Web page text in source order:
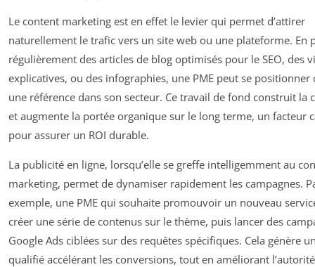
Le content marketing est en effet le levier qui permet d’attirer
naturellement le trafic vers un site web ou une plateforme. En
régulièrement des articles de blog optimisés pour le SEO, des
explicatives, ou des infographies, une PME peut se positionner
une référence dans son secteur. Ce travail de fond construit la
et augmente la portée organique sur le long terme, un facteur
pour assurer un ROI durable.
La publicité en ligne, lorsqu’elle se greffe intelligemment au
marketing, permet de dynamiser rapidement les campagnes.
exemple, une PME qui souhaite promouvoir un nouveau
créer une série de contenus sur le thème, puis lancer des
Google Ads ciblées sur des requêtes spécifiques. Cela génère
qualifié accélérant les conversions, tout en améliorant